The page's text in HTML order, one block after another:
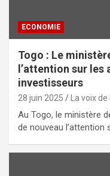
ECONOMIE
Togo : Le
l’attention sur les
investisseurs
28 juin 2025 La voix
Au Togo, le ministère
de nouveau